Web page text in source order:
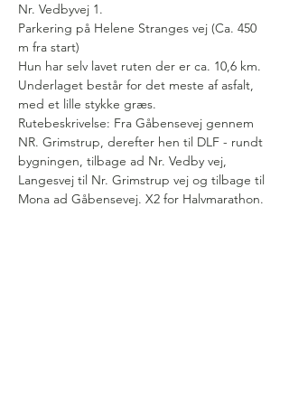
Nr. Vedbyvej 1.
Parkering på Helene Stranges vej (Ca. 450
m fra start)
Hun har selv lavet ruten der er ca. 10,6 km.
Underlaget består for det meste af asfalt,
med et lille stykke græs.
Rutebeskrivelse: Fra Gåbensevej gennem
NR. Grimstrup, derefter hen til DLF - rundt
bygningen, tilbage ad Nr. Vedby vej,
Langesvej til Nr. Grimstrup vej og tilbage til
Mona ad Gåbensevej. X2 for Halvmarathon.